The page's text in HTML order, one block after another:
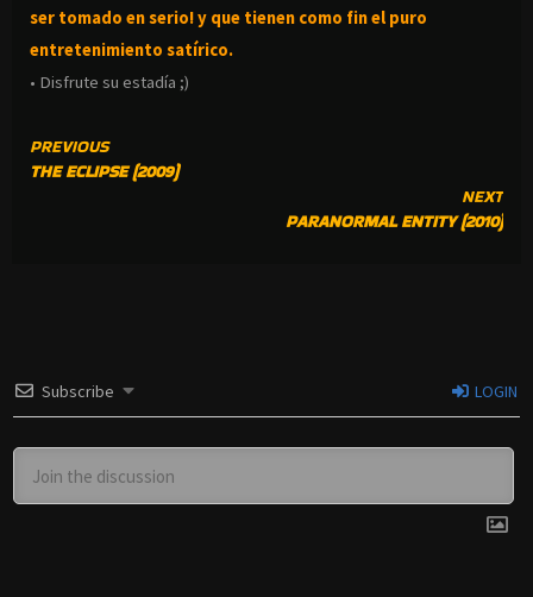
ser tomado en serio! y que tienen como fin el puro
entretenimiento satírico.
• Disfrute su estadía ;)
CONTINUE
READING
PREVIOUS
THE ECLIPSE (2009)
NEXT
PARANORMAL ENTITY (2010)
Subscribe LOGIN